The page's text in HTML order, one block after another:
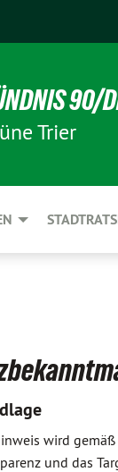
90/
Trier
wird
und das